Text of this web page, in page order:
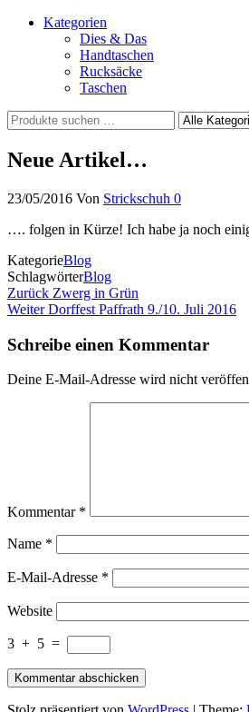
Kategorien
Dies & Das
Handtaschen
Rucksäcke
Taschen
Neue Artikel…
23/05/2016 Von Strickschuh 0
…. folgen in Kürze! Ich habe ja noch
KategorieBlog
SchlagwörterBlog
Beitragsnavigation
Vorheriger
Beitrag
Zurück Zwerg in Grün
Nächster
Weiter Dorffest Paffrath 9./10. Juli 2016
Schreibe einen Kommentar
Deine E-Mail-Adresse wird nicht
Kommentar *
Name *
E-Mail-Adresse *
Website
3 + 5 =